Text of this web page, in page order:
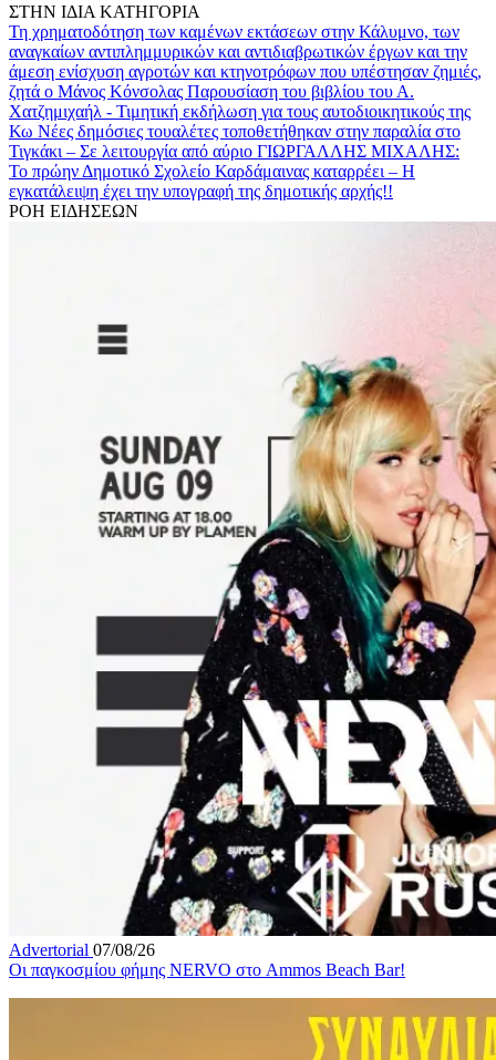
ΣΤΗΝ ΙΔΙΑ ΚΑΤΗΓΟΡΙΑ
Τη χρηματοδότηση των καμένων εκτάσεων στην Κάλυμνο, των
αναγκαίων αντιπλημμυρικών και αντιδιαβρωτικών έργων και την
άμεση ενίσχυση αγροτών και κτηνοτρόφων που υπέστησαν ζημιές,
ζητά ο Μάνος Κόνσολας Παρουσίαση του βιβλίου του Α.
Χατζημιχαήλ - Τιμητική εκδήλωση για τους αυτοδιοικητικούς της
Κω Νέες δημόσιες τουαλέτες τοποθετήθηκαν στην παραλία στο
Τιγκάκι – Σε λειτουργία από αύριο ΓΙΩΡΓΑΛΛΗΣ ΜΙΧΑΛΗΣ:
Το πρώην Δημοτικό Σχολείο Καρδάμαινας καταρρέει – Η
εγκατάλειψη έχει την υπογραφή της δημοτικής αρχής!!
ΡΟΗ ΕΙΔΗΣΕΩΝ
Advertorial 07/08/26
Οι παγκοσμίου φήμης NERVO στο Ammos Beach Bar!